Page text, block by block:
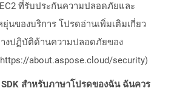
ที่รับประกันความปลอดภัยและ
นของบริการ โปรดอ่านเพิ่มเติมเกี่ยว
งปฏิบัติด้านความปลอดภัยของ
about.aspose.cloud/security)
สำหรับภาษาโปรดของฉัน ฉันควร